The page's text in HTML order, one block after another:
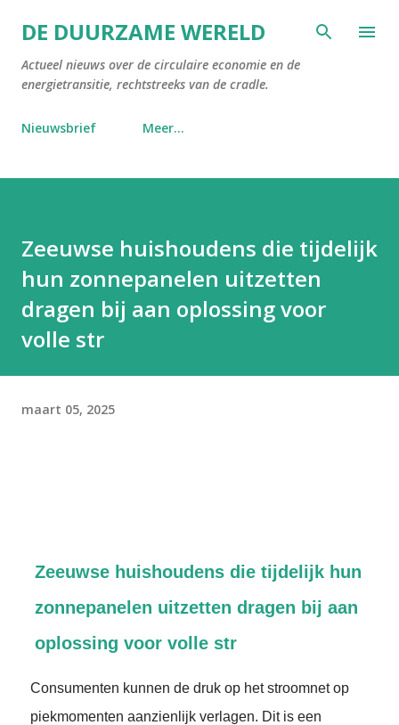
Doorgaan naar hoofdcontent
DE DUURZAME WERELD
Actueel nieuws over de circulaire economie en de
energietransitie, rechtstreeks van de cradle.
Nieuwsbrief Meer…
Zeeuwse huishoudens die tijdelijk
hun zonnepanelen uitzetten
dragen bij aan oplossing voor
volle str
maart 05, 2025
Zeeuwse huishoudens die tijdelijk hun
zonnepanelen uitzetten dragen bij aan
oplossing voor volle str
Consumenten kunnen de druk op het stroomnet op
piekmomenten aanzienlijk verlagen. Dit is een